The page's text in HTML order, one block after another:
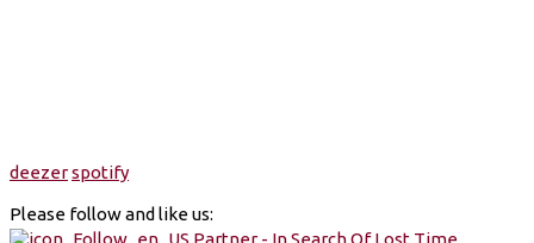
deezerspotify
Please follow and like us: